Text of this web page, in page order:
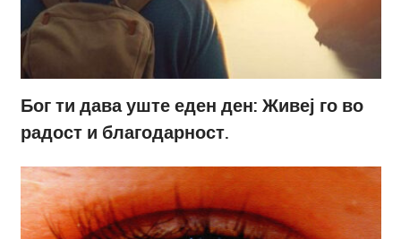
Бог ти дава уште еден ден: Живеј го во
радост и благодарност.